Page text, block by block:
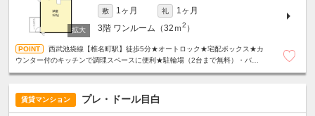
敷 1ヶ月 礼
1ヶ月
3階 ワンルーム（32ｍ2 ）
西武池袋線【椎名町駅】徒歩5分★オートロック★宅配ボックス★カ
ウンター付のキッチンで調理スペースに便利★駐輪場（2台まで無料）・バイ
賃貸マンション プレ・ドール目白